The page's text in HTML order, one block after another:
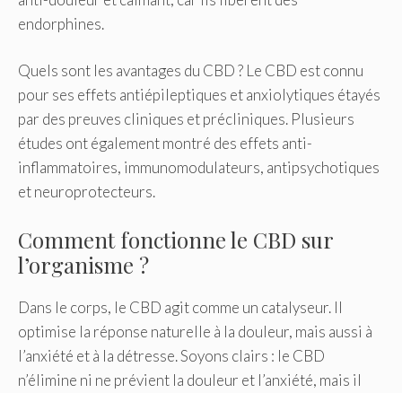
endorphines.
Quels sont les avantages du CBD ? Le CBD est connu
pour ses effets antiépileptiques et anxiolytiques étayés
par des preuves cliniques et précliniques. Plusieurs
études ont également montré des effets anti-
inflammatoires, immunomodulateurs, antipsychotiques
et neuroprotecteurs.
Comment fonctionne le CBD sur
l’organisme ?
Dans le corps, le CBD agit comme un catalyseur. Il
optimise la réponse naturelle à la douleur, mais aussi à
l’anxiété et à la détresse. Soyons clairs : le CBD
n’élimine ni ne prévient la douleur et l’anxiété, mais il